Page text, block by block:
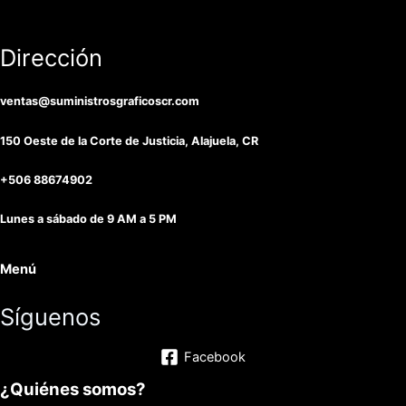
Dirección
ventas@suministrosgraficoscr.com
150 Oeste de la Corte de Justicia, Alajuela, CR
+506 88674902
Lunes a sábado de 9 AM a 5 PM
Menú
Síguenos
Facebook
¿Quiénes somos?